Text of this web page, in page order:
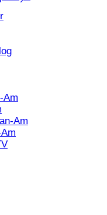
Am
Am